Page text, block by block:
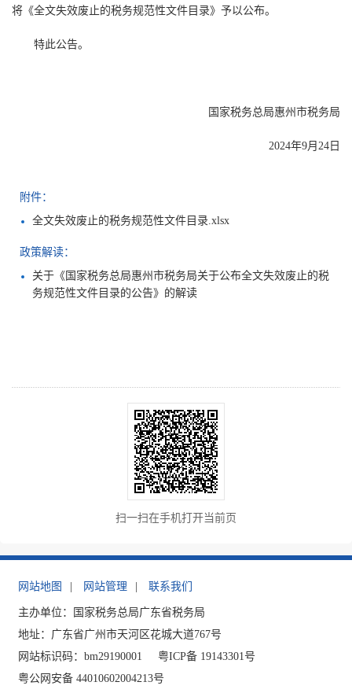
将《全文失效废止的税务规范性文件目录》予以公布。
特此公告。
国家税务总局惠州市税务局
2024年9月24日
附件：
全文失效废止的税务规范性文件目录.xlsx
政策解读：
关于《国家税务总局惠州市税务局关于公布全文失效废止的税
务规范性文件目录的公告》的解读
扫一扫在手机打开当前页
网站地图 | 网站管理 | 联系我们
主办单位：国家税务总局广东省税务局
地址：广东省广州市天河区花城大道767号
网站标识码：bm29190001
粤ICP备 19143301号
粤公网安备 44010602004213号